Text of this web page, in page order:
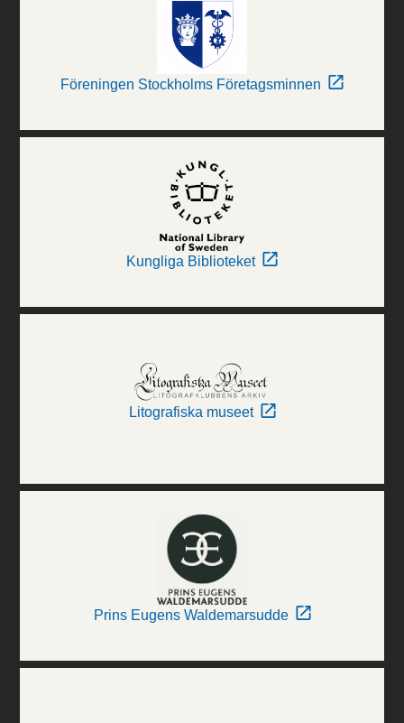
Föreningen Stockholms Företagsminnen
Kungliga Biblioteket
Litografiska museet
Prins Eugens Waldemarsudde